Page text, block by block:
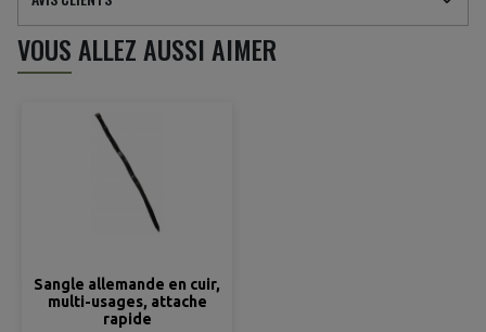
VOUS ALLEZ AUSSI AIMER
Sangle allemande en cuir,
multi-usages, attache
rapide